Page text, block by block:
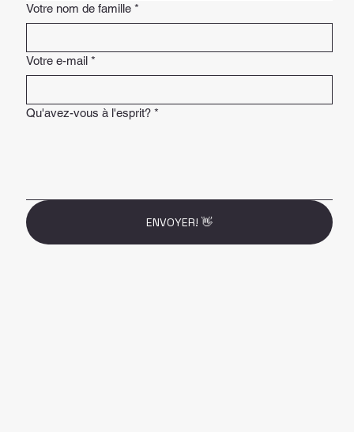
Votre nom de famille *
Votre e-mail *
Qu'avez-vous à l'esprit? *
ENVOYER! 👋